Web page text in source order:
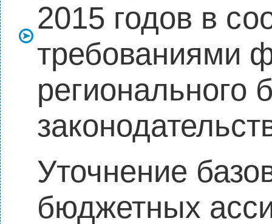
2015 годов в
требованиями
регионального
Уточнение
бюджетных